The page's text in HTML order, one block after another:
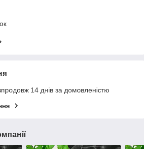
14 днів за домовленістю